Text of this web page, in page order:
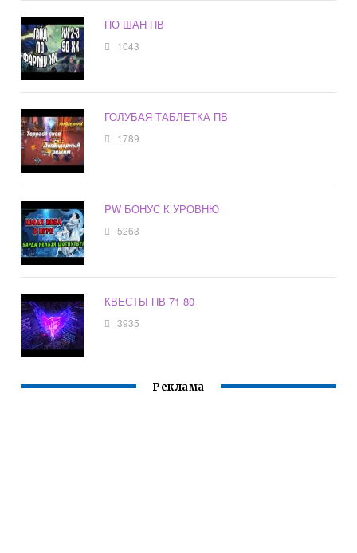
ПО ШАН ПВ
1043
ГОЛУБАЯ ТАБЛЕТКА ПВ
1789
PW БОНУС К УРОВНЮ
5263
КВЕСТЫ ПВ 71 80
3935
Реклама